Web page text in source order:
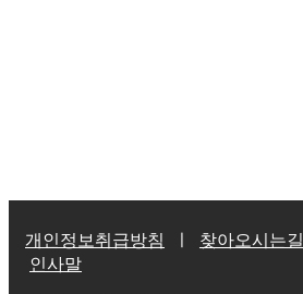
개인정보취급방침 찾아오시는길
인사말